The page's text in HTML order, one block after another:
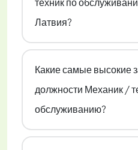
техник по
Латвия?
Какие самые высокие
должности Механик /
обслуживанию?